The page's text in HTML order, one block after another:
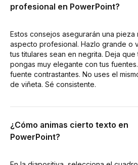
profesional en PowerPoint?
Estos consejos asegurarán una pieza
aspecto profesional. Hazlo grande o
tus titulares sean en negrita. Deja
pongas muy elegante con tus
fuente contrastantes. No uses el
de viñeta. Sé consistente.
¿Cómo animas cierto texto en
PowerPoint?